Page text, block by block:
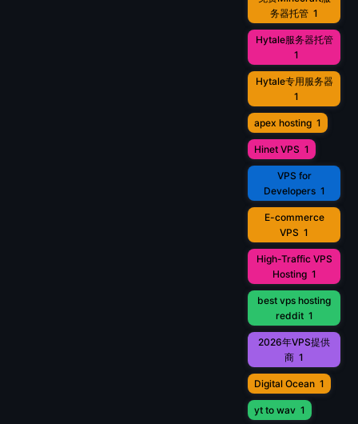
务器托管 1
Hytale服务器托管
1
Hytale专用服务器
1
apex hosting 1
Hinet VPS 1
VPS for
Developers 1
E-commerce
VPS 1
High-Traffic VPS
Hosting 1
best vps hosting
reddit 1
2026年VPS提供
商 1
Digital Ocean 1
yt to wav 1